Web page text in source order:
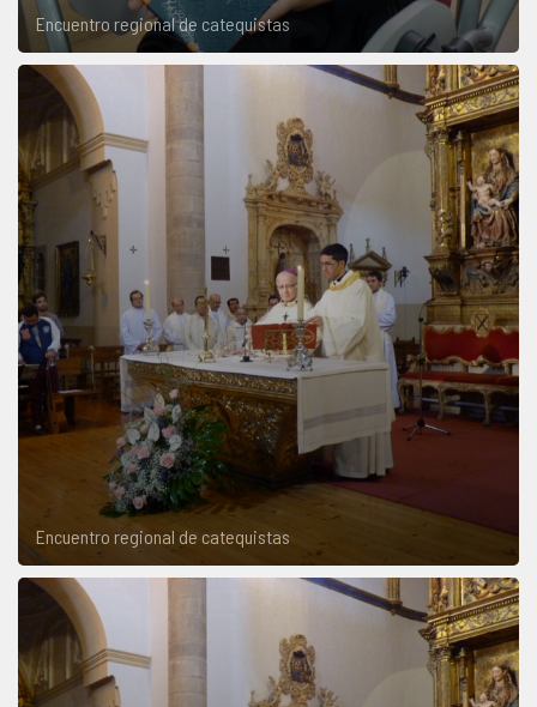
Encuentro regional de catequistas
Encuentro regional de catequistas